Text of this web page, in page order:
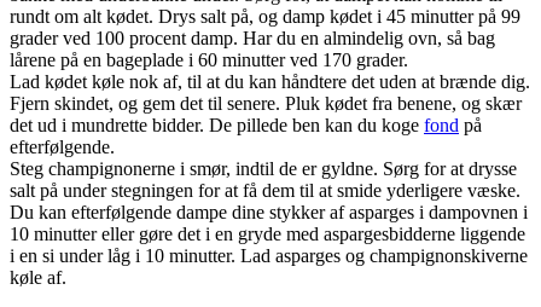
rundt om alt kødet. Drys salt på, og damp kødet i 45 minutter på 99
grader ved 100 procent damp. Har du en almindelig ovn, så bag
lårene på en bageplade i 60 minutter ved 170 grader.
Lad kødet køle nok af, til at du kan håndtere det uden at brænde dig.
Fjern skindet, og gem det til senere. Pluk kødet fra benene, og skær
det ud i mundrette bidder. De pillede ben kan du koge fond på
efterfølgende.
Steg champignonerne i smør, indtil de er gyldne. Sørg for at drysse
salt på under stegningen for at få dem til at smide yderligere væske.
Du kan efterfølgende dampe dine stykker af asparges i dampovnen i
10 minutter eller gøre det i en gryde med aspargesbidderne liggende
i en si under låg i 10 minutter. Lad asparges og champignonskiverne
køle af.